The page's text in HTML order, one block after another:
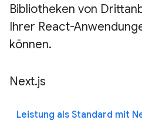
Bibliotheken von
Ihrer React-
können.
Next.js
Leistung als Standard mit